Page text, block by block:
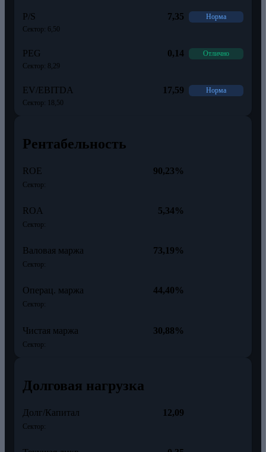
P/S
Сектор: 6,50
7,35 Норма
PEG
Сектор: 8,29
0,14 Отлично
EV/EBITDA
Сектор: 18,50
17,59 Норма
Рентабельность
ROE
Сектор:
90,23%
ROA
Сектор:
5,34%
Валовая маржа
Сектор:
73,19%
Операц. маржа
Сектор:
44,40%
Чистая маржа
Сектор:
30,88%
Долговая нагрузка
Долг/Капитал
Сектор:
12,09